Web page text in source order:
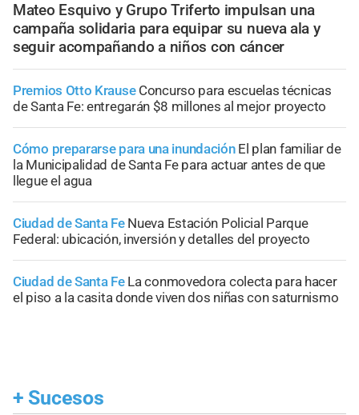
Mateo Esquivo y Grupo Triferto impulsan una
campaña solidaria para equipar su nueva ala y
seguir acompañando a niños con cáncer
Premios Otto Krause Concurso para escuelas técnicas
de Santa Fe: entregarán $8 millones al mejor proyecto
Cómo prepararse para una inundación El plan familiar de
la Municipalidad de Santa Fe para actuar antes de que
llegue el agua
Ciudad de Santa Fe Nueva Estación Policial Parque
Federal: ubicación, inversión y detalles del proyecto
Ciudad de Santa Fe La conmovedora colecta para hacer
el piso a la casita donde viven dos niñas con saturnismo
+ Sucesos